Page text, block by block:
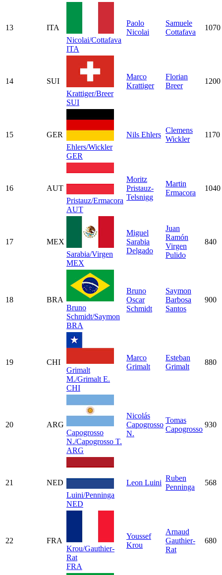
13
ITA
Nicolai/Cottafava
ITA
Paolo
Nicolai
Samuele
Cottafava
1070
14
SUI
Krattiger/Breer
SUI
Marco
Krattiger
Florian
Breer
1200
15
GER
Ehlers/Wickler
GER
Nils Ehlers
Clemens
Wickler
1170
16
AUT
Pristauz/Ermacora
AUT
Moritz
Pristauz-
Telsnigg
Martin
Ermacora
1040
17
MEX
Sarabia/Virgen
MEX
Miguel
Sarabia
Delgado
Juan
Ramón
Virgen
Pulido
840
18
BRA
Bruno
Schmidt/Saymon
BRA
Bruno
Oscar
Schmidt
Saymon
Barbosa
Santos
900
19
CHI
Grimalt
M./Grimalt E.
CHI
Marco
Grimalt
Esteban
Grimalt
880
20
ARG
Capogrosso
N./Capogrosso T.
ARG
Nicolás
Capogrosso
N.
Tomas
Capogrosso
930
21
NED
Luini/Penninga
NED
Leon Luini
Ruben
Penninga
568
22
FRA
Krou/Gauthier-
Rat
FRA
Youssef
Krou
Arnaud
Gauthier-
Rat
680